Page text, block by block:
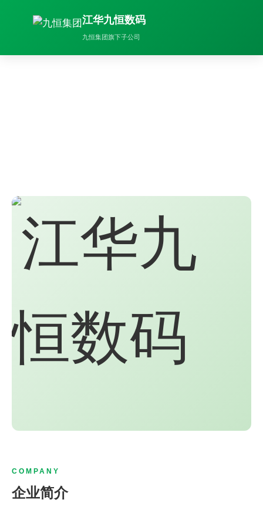
江华九恒数码
九恒集团旗下子公司
COMPANY
企业简介